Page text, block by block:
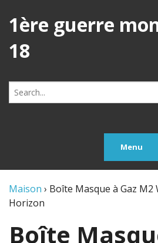
1ère guerre
18
Search
for:
Menu
Maison › Boîte Masque à Gaz M2
Horizon
Boîte